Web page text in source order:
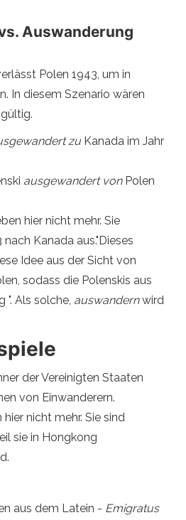
Auswanderung
Polen 1943, um in
In diesem Szenario wären
zu Kanada im Jahr
ausgewandert vonPolen
hier nicht mehr. Sie
Kanada aus."Dieses
Idee aus der Sicht von
sodass die Polenskis aus
". Als solche, auswandernwird
der Vereinigten Staaten
von Einwanderern.
nicht mehr. Sie sind
sie in Hongkong
aus dem Latein - Emigratus